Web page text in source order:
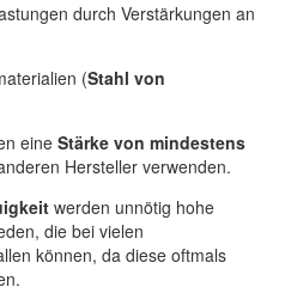
durch Verstärkungen an
(Stahl von
eine Stärke von mindestens
Hersteller verwenden.
werden unnötig hohe
die bei vielen
können, da diese oftmals